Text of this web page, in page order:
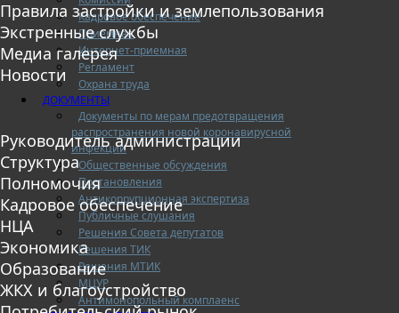
Кадровое обеспечение
Приемная
Интернет-приемная
Регламент
Охрана труда
ДОКУМЕНТЫ
Документы по мерам предотвращения
распространения новой коронавирусной
инфекции
Общественные обсуждения
Постановления
Антикоррупционная экспертиза
Публичные слушания
Решения Совета депутатов
Решения ТИК
Решения МТИК
МЦУР
Антимонопольный комплаенс
Правила застройки и землепользования
Экстренные службы
Медиа галерея
Новости
Руководитель администрации
Структура
Полномочия
Кадровое обеспечение
НЦА
Экономика
Образование
ЖКХ и благоустройство